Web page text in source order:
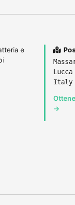
e
Lucca
Italy
→